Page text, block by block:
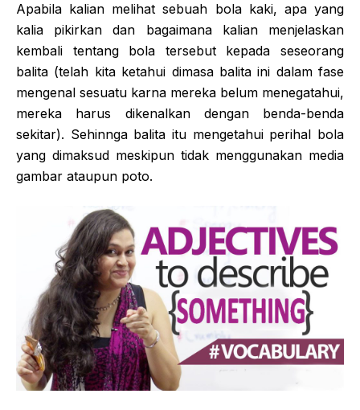
Apabila kalian melihat sebuah bola kaki, apa yang
kalia pikirkan dan bagaimana kalian menjelaskan
kembali tentang bola tersebut kepada seseorang
balita (telah kita ketahui dimasa balita ini dalam fase
mengenal sesuatu karna mereka belum menegatahui,
mereka harus dikenalkan dengan benda-benda
sekitar). Sehinnga balita itu mengetahui perihal bola
yang dimaksud meskipun tidak menggunakan media
gambar ataupun poto.